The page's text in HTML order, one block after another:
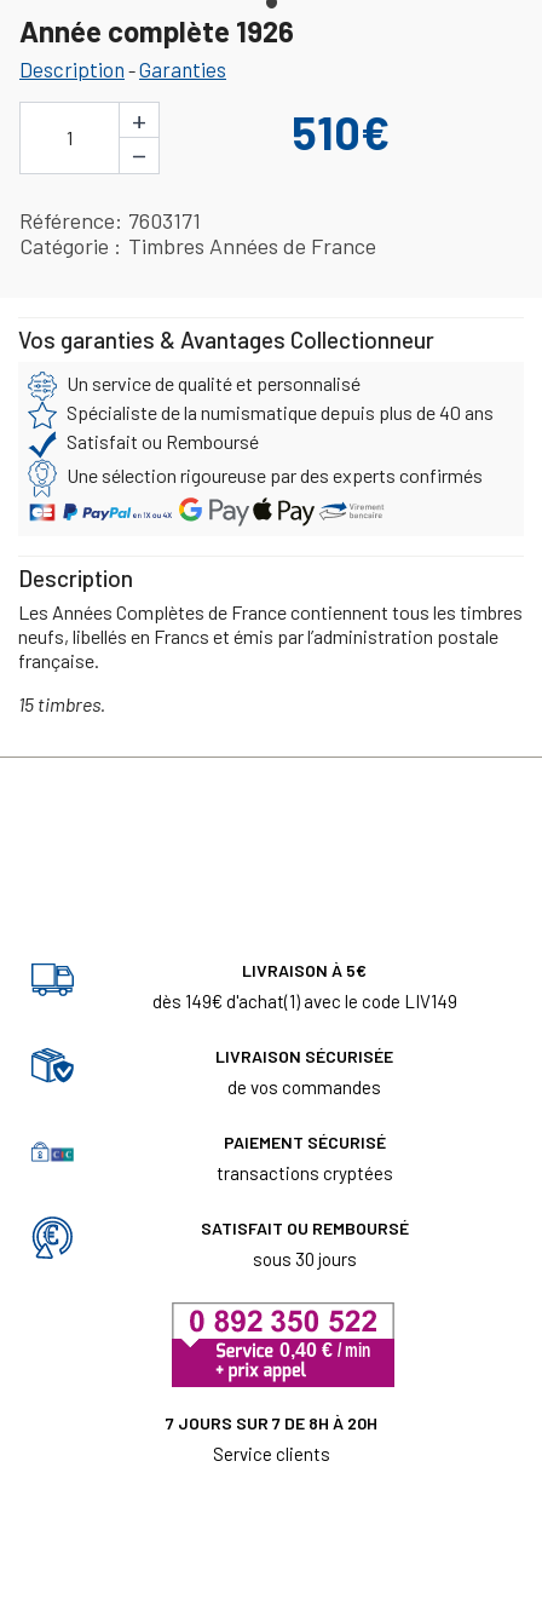
Année complète 1926
Description -Garanties
1
+
−
510€
Référence 7603171
Catégorie
Timbres Années de France
Vos garanties & Avantages Collectionneur
Un service de qualité et personnalisé
Spécialiste de la numismatique depuis plus de 40 ans
Satisfait ou Remboursé
Une sélection rigoureuse par des experts confirmés
Description
Les Années Complètes de France contiennent tous les timbres
neufs, libellés en Francs et émis par l’administration postale
française.
15 timbres.
LIVRAISON À 5€
dès 149€ d'achat(1) avec le code LIV149
LIVRAISON SÉCURISÉE
de vos commandes
PAIEMENT SÉCURISÉ
transactions cryptées
SATISFAIT OU REMBOURSÉ
sous 30 jours
7 JOURS SUR 7 DE 8H À 20H
Service clients